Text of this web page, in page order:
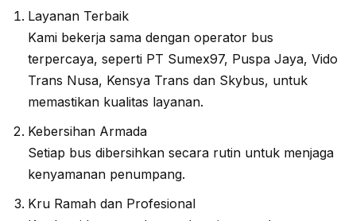
Layanan Terbaik
Kami bekerja sama dengan operator bus
terpercaya, seperti PT Sumex97, Puspa Jaya, Vido
Trans Nusa, Kensya Trans dan Skybus, untuk
memastikan kualitas layanan.
Kebersihan Armada
Setiap bus dibersihkan secara rutin untuk menjaga
kenyamanan penumpang.
Kru Ramah dan Profesional